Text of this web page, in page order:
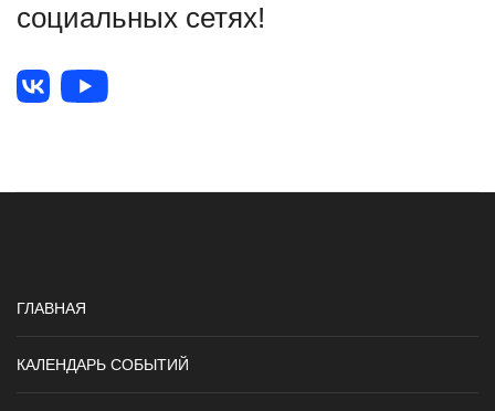
социальных сетях!
ГЛАВНАЯ
КАЛЕНДАРЬ СОБЫТИЙ